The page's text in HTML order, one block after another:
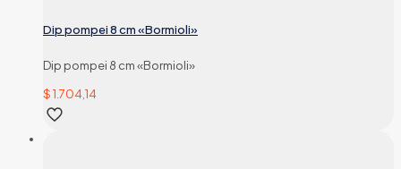
Dip pompei 8 cm «Bormioli»
Dip pompei 8 cm «Bormioli»
$1.704,14